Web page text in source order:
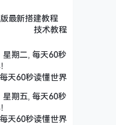
最新搭建教程
技术教程
星期二, 每天60秒
每天60秒读懂世界
星期五, 每天60秒
每天60秒读懂世界